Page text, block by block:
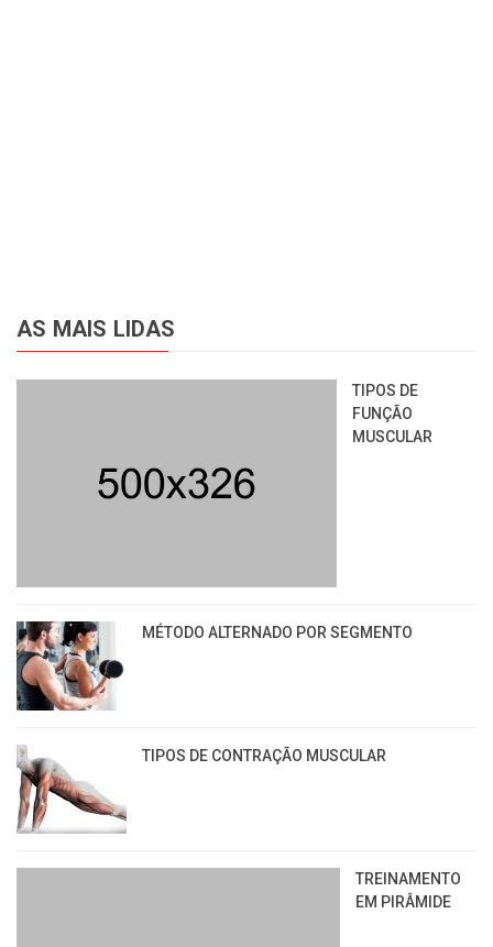
AS MAIS LIDAS
TIPOS DE
FUNÇÃO
MUSCULAR
MÉTODO ALTERNADO POR SEGMENTO
TIPOS DE CONTRAÇÃO MUSCULAR
TREINAMENTO
EM PIRÂMIDE